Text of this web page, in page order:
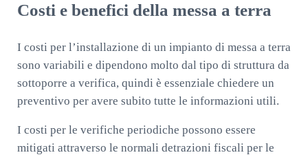
Costi e benefici della messa a terra
I costi per l’installazione di un impianto di messa a terra
sono variabili e dipendono molto dal tipo di struttura da
sottoporre a verifica, quindi è essenziale chiedere un
preventivo per avere subito tutte le informazioni utili.
I costi per le verifiche periodiche possono essere
mitigati attraverso le normali detrazioni fiscali per le